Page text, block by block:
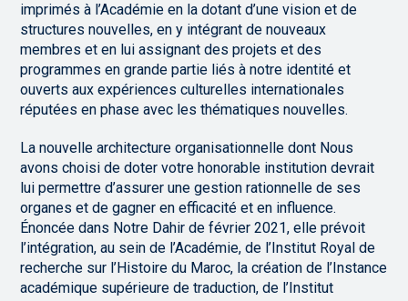
imprimés à l’Académie en la dotant d’une vision et de
structures nouvelles, en y intégrant de nouveaux
membres et en lui assignant des projets et des
programmes en grande partie liés à notre identité et
ouverts aux expériences culturelles internationales
réputées en phase avec les thématiques nouvelles.
La nouvelle architecture organisationnelle dont Nous
avons choisi de doter votre honorable institution devrait
lui permettre d’assurer une gestion rationnelle de ses
organes et de gagner en efficacité et en influence.
Énoncée dans Notre Dahir de février 2021, elle prévoit
l’intégration, au sein de l’Académie, de l’Institut Royal de
recherche sur l’Histoire du Maroc, la création de l’Instance
académique supérieure de traduction, de l’Institut